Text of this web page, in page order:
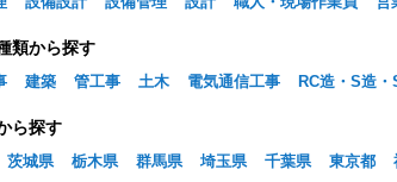
類から探す
建築 管工事 土木 電気通信工事 RC造・S造・
ら探す
茨城県 栃木県 群馬県 埼玉県 千葉県 東京都